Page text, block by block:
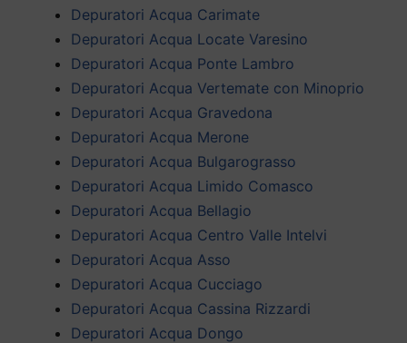
Depuratori Acqua Carimate
Depuratori Acqua Locate Varesino
Depuratori Acqua Ponte Lambro
Depuratori Acqua Vertemate con Minoprio
Depuratori Acqua Gravedona
Depuratori Acqua Merone
Depuratori Acqua Bulgarograsso
Depuratori Acqua Limido Comasco
Depuratori Acqua Bellagio
Depuratori Acqua Centro Valle Intelvi
Depuratori Acqua Asso
Depuratori Acqua Cucciago
Depuratori Acqua Cassina Rizzardi
Depuratori Acqua Dongo